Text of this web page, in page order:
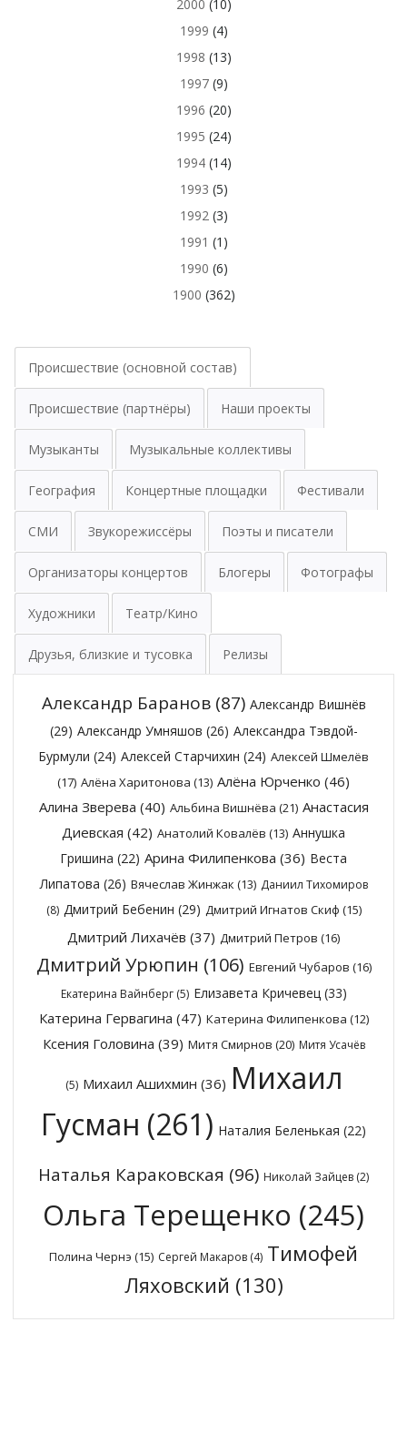
2000 (10)
1999 (4)
1998 (13)
1997(9)
1996 (20)
1995 (24)
1994(14)
1993 (5)
1992(3)
1991 (1)
1990 (6)
1900 (362)
Происшествие (основной состав)
Происшествие (партнёры) Наши проекты
Музыканты Музыкальные коллективы
География Концертные площадки Фестивали
СМИ Звукорежиссёры Поэты и писатели
Организаторы концертов Блогеры Фотографы
Художники Театр/Кино
Друзья, близкие и тусовка Релизы
Александр Баранов(87) Александр Вишнёв
(29) Александр Умняшов (26) Александра Тэвдой-
Бурмули (24) Алексей Старчихин (24) Алексей Шмелёв
(17) Алёна Харитонова (13) Алёна Юрченко (46)
Алина Зверева (40) Альбина Вишнёва (21) Анастасия
Диевская (42) Анатолий Ковалёв (13) Аннушка
Гришина (22) Арина Филипенкова (36) Веста
Липатова (26) Вячеслав Жинжак (13) Даниил Тихомиров
(8) Дмитрий Бебенин (29) Дмитрий Игнатов Скиф (15)
Дмитрий Лихачёв (37) Дмитрий Петров (16)
Дмитрий Урюпин (106) Евгений Чубаров (16)
Екатерина Вайнберг(5) Елизавета Кричевец(33)
Катерина Гервагина (47) Катерина Филипенкова (12)
Ксения Головина (39) Митя Смирнов (20) Митя Усачёв
(5) Михаил Ашихмин (36) Михаил
Гусман (261) Наталия Беленькая (22)
Наталья Караковская (96) Николай Зайцев (2)
Ольга Терещенко (245)
Полина Чернэ (15) Сергей Макаров (4) Тимофей
Ляховский (130)